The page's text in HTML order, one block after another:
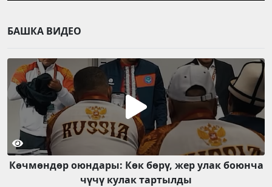
БАШКА ВИДЕО
Көчмөндөр оюндары: Көк бөрү, жер улак боюнча
чүчү кулак тартылды